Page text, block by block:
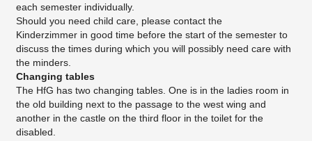
each semester individually.
Should you need child care, please contact the
Kinderzimmer in good time before the start of the semester to
discuss the times during which you will possibly need care with
the minders.
Changing tables
The HfG has two changing tables. One is in the ladies room in
the old building next to the passage to the west wing and
another in the castle on the third floor in the toilet for the
disabled.